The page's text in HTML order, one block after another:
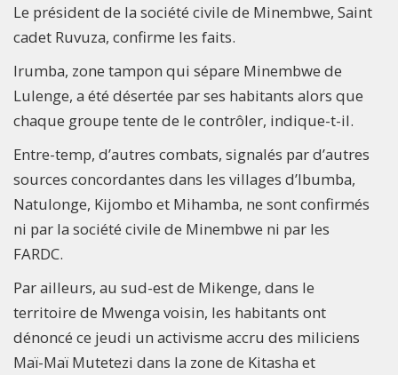
Le président de la société civile de Minembwe, Saint
cadet Ruvuza, confirme les faits.
Irumba, zone tampon qui sépare Minembwe de
Lulenge, a été désertée par ses habitants alors que
chaque groupe tente de le contrôler, indique-t-il.
Entre-temp, d’autres combats, signalés par d’autres
sources concordantes dans les villages d’Ibumba,
Natulonge, Kijombo et Mihamba, ne sont confirmés
ni par la société civile de Minembwe ni par les
FARDC.
Par ailleurs, au sud-est de Mikenge, dans le
territoire de Mwenga voisin, les habitants ont
dénoncé ce jeudi un activisme accru des miliciens
Maï-Maï Mutetezi dans la zone de Kitasha et